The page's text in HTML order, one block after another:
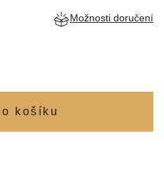
Možnosti doručení